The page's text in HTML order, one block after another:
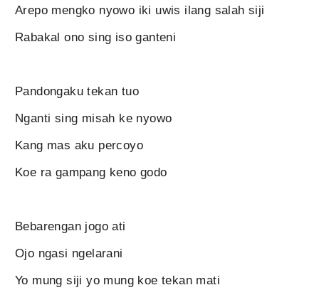
Arepo mengko nyowo iki uwis ilang salah siji
Rabakal ono sing iso ganteni
Pandongaku tekan tuo
Nganti sing misah ke nyowo
Kang mas aku percoyo
Koe ra gampang keno godo
Bebarengan jogo ati
Ojo ngasi ngelarani
Yo mung siji yo mung koe tekan mati